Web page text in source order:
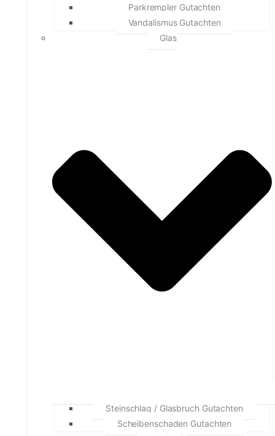
Parkrempler Gutachten
Vandalismus Gutachten
Glas
Steinschlag / Glasbruch Gutachten
Scheibenschaden Gutachten